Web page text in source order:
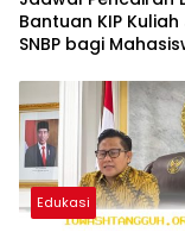
Bantuan KIP
SNBP bagi
Edukasi